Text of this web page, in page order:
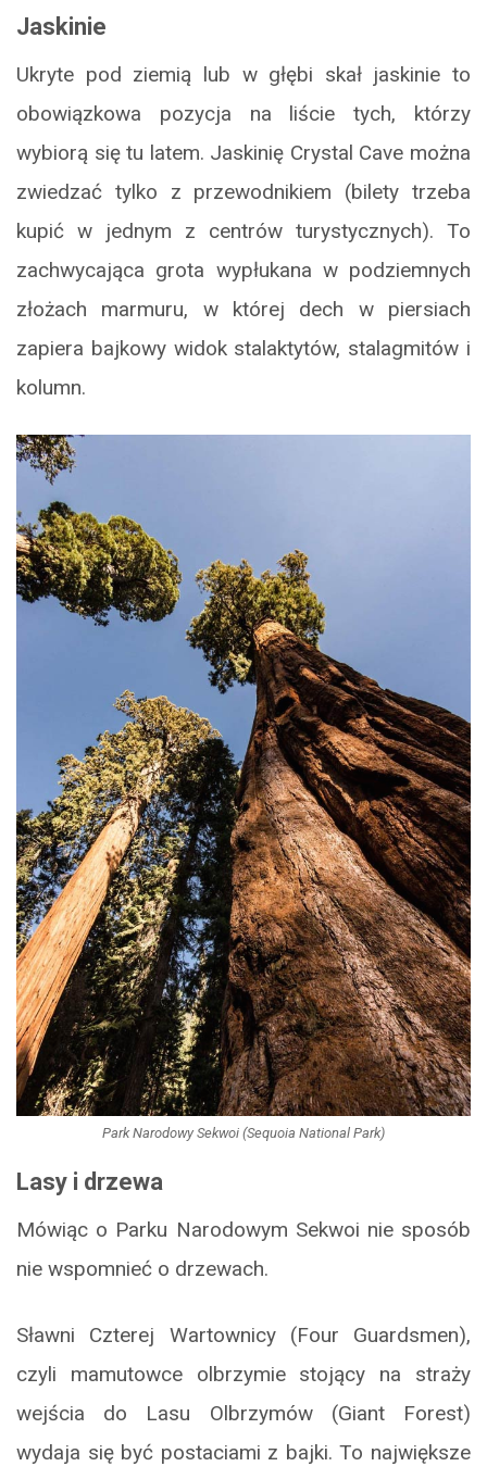
Jaskinie
Ukryte pod ziemią lub w głębi skał jaskinie to
obowiązkowa pozycja na liście tych, którzy
wybiorą się tu latem. Jaskinię Crystal Cave można
zwiedzać tylko z przewodnikiem (bilety trzeba
kupić w jednym z centrów turystycznych). To
zachwycająca grota wypłukana w podziemnych
złożach marmuru, w której dech w piersiach
zapiera bajkowy widok stalaktytów, stalagmitów i
kolumn.
Park Narodowy Sekwoi (Sequoia National Park)
Lasy i drzewa
Mówiąc o Parku Narodowym Sekwoi nie sposób
nie wspomnieć o drzewach.
Sławni Czterej Wartownicy (Four Guardsmen),
czyli mamutowce olbrzymie stojący na straży
wejścia do Lasu Olbrzymów (Giant Forest)
wydaja się być postaciami z bajki. To największe